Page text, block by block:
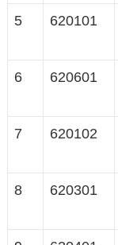
5 620101
6 620601
7 620102
8 620301